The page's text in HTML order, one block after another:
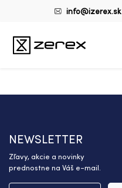
info@izerex.sk
NEWSLETTER
Zľavy, akcie a novinky
prednostne na Váš e-mail.